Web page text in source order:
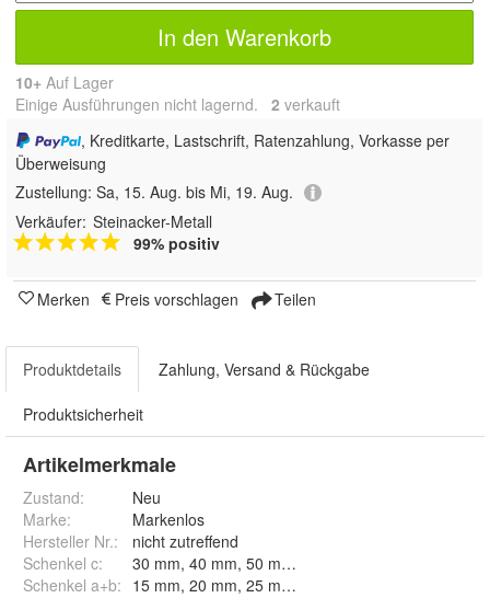
In den Warenkorb
10+ Auf Lager
Einige Ausführungen nicht lagernd. 2 verkauft
, Kreditkarte, Lastschrift, Ratenzahlung, Vorkasse per
Überweisung
Zustellung: Sa, 15. Aug. bis Mi, 19. Aug.
Verkäufer: Steinacker-Metall
99% positiv
Merken Preis vorschlagen Teilen
Produktdetails Zahlung, Versand & Rückgabe
Produktsicherheit
Artikelmerkmale
Zustand:
Neu
Marke:
Markenlos
Hersteller Nr.:
nicht zutreffend
Schenkel c:
Schenkel a+b: